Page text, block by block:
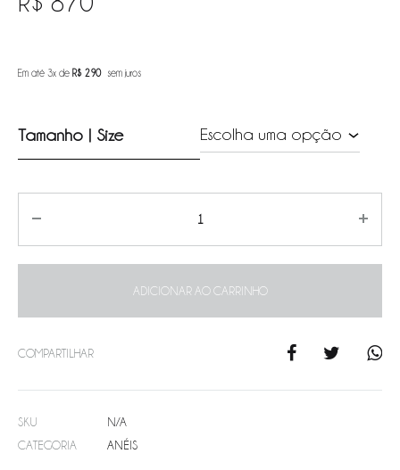
Em até 3x de R$ 290 sem juros
Tamanho | Size
ADICIONAR AO CARRINHO
COMPARTILHAR
SKU
N/A
CATEGORIA
ANÉIS